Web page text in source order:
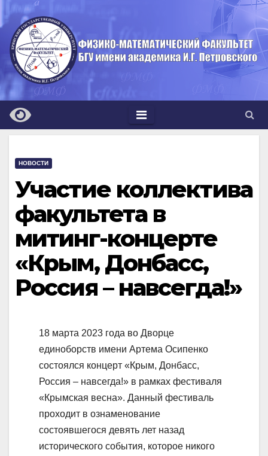
Перейти
к
содержимому
НОВОСТИ
Участие коллектива
факультета в
митинг-концерте
«Крым, Донбасс,
Россия – навсегда!»
18 марта 2023 года во Дворце
единоборств имени Артема Осипенко
состоялся концерт «Крым, Донбасс,
Россия – навсегда!» в рамках фестиваля
«Крымская весна». Данный фестиваль
проходит в ознаменование
состоявшегося девять лет назад
исторического события, которое никого